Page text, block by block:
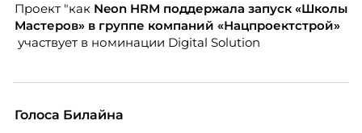
почему устаревшие представления мешают
бизнесу находить и удерживать сильных
сотрудников.
Проект "какNeon HRM поддержала запуск «Школы
Мастеров» в группе компаний «Нацпроектстрой»
участвует в номинации Digital Solution
Голоса Билайна